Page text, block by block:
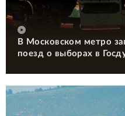
В Московском метро
поезд о выборах в